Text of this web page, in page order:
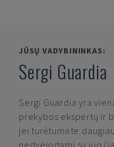
JŪSŲ VADYBININKAS:
Sergi Guardia
Sergi Guardia yra
prekybos ekspertų ir
jei turėtumėte
nedvejodami su juo